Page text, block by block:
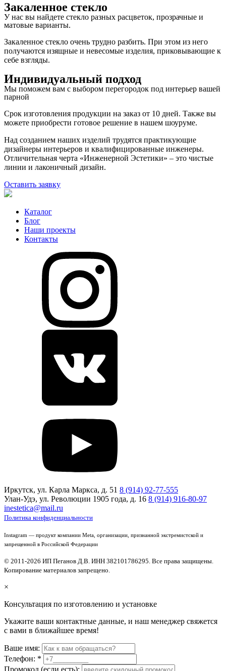
Закаленное стекло
У нас вы найдете стекло разных расцветок, прозрачные и
матовые варианты.
Закаленное стекло очень трудно разбить. При этом из него
получаются изящные и невесомые изделия, приковывающие к
себе взгляды.
Индивидуальный подход
Мы поможем вам с выбором перегородок под интерьер вашей
парной
Срок изготовления продукции на заказ от 10 дней. Также вы
можете приобрести готовое решение в нашем шоуруме.
Над созданием наших изделий трудятся практикующие
дизайнеры интерьеров и квалифицированные инженеры.
Отличительная черта «Инженерной Эстетики» – это чистые
линии и лаконичный дизайн.
Оставить заявку
хаммама на заказ
Каталог
Блог
Наши проекты
Контакты
Иркутск, ул. Карла Маркса, д. 51 8 (914) 92-77-555
Улан-Удэ, ул. Революции 1905 года, д. 16 8 (914) 916-80-97
inestetica@mail.ru
Политика конфиденциальности
Instagram — продукт компании Meta, организации, признанной экстремистской и
запрещенной в Российской Федерации
© 2011-2026 ИП Пеганов Д.В. ИНН 382101786295. Все права защищены.
Копирование материалов запрещено.
×
Консультация по изготовлению и установке
Укажите ваши контактные данные, и наш менеджер свяжется
с вами в ближайшее время!
Ваше имя:
Телефон: *
Промокод (если есть):